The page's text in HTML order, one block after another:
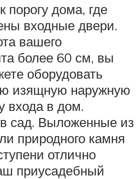
порогу дома, где
входные двери.
вашего
более 60 см, вы
оборудовать
изящную наружную
входа в дом.
сад. Выложенные из
природного камня
отлично
приусадебный